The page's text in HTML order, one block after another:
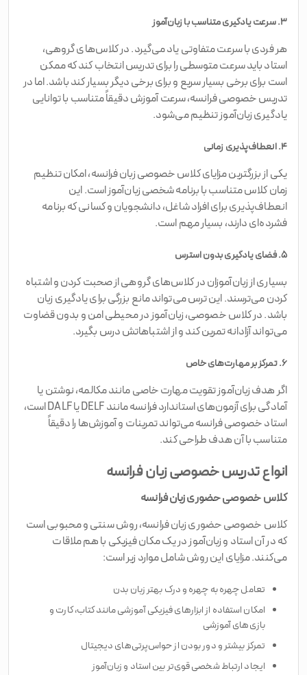
۳. سرعت یادگیری متناسب با زبان‌آموز
هر فردی با سرعت متفاوتی یاد می‌گیرد. در کلاس‌های گروهی،
استاد باید سرعت متوسطی را برای تدریس انتخاب کند که ممکن
است برای برخی بسیار سریع و برای برخی دیگر بسیار کند باشد. اما در
تدریس خصوصی فرانسه، سرعت آموزش دقیقاً متناسب با توانایی
یادگیری زبان‌آموز تنظیم می‌شود.
۴. انعطاف‌پذیری زمانی
یکی از بزرگترین مزایای کلاس خصوصی زبان فرانسه، امکان تنظیم
زمان کلاس متناسب با برنامه شخصی زبان‌آموز است. این
انعطاف‌پذیری برای افراد شاغل، دانشجویان و کسانی که برنامه
فشرده‌ای دارند، بسیار مهم است.
۵. فضای یادگیری بدون استرس
بسیاری از زبان‌آموزان در کلاس‌های گروهی از صحبت کردن و اشتباه
کردن می‌ترسند. این ترس می‌تواند مانع بزرگی برای یادگیری زبان
باشد. در کلاس خصوصی، زبان‌آموز در محیطی امن و بدون قضاوت
می‌تواند آزادانه تمرین کند و از اشتباهاتش درس بگیرد.
۶. تمرکز بر مهارت‌های خاص
اگر هدف زبان‌آموز تقویت مهارت خاصی مانند مکالمه، نوشتن یا
آمادگی برای آزمون‌های استاندارد فرانسه مانند DELF یا DALF است،
استاد خصوصی فرانسه می‌تواند تمرینات و آموزش‌ها را دقیقاً
متناسب با آن هدف طراحی کند.
انواع تدریس خصوصی زبان فرانسه
کلاس خصوصی حضوری زبان فرانسه
کلاس خصوصی حضوری زبان فرانسه، روش سنتی و محبوبی است
که در آن استاد و زبان‌آموز در یک مکان فیزیکی با هم ملاقات
می‌کنند. مزایای این روش شامل موارد زیر است:
تعامل چهره به چهره و درک بهتر زبان بدن
امکان استفاده از ابزارهای فیزیکی آموزشی مانند کتاب، کارت و
بازی‌های آموزشی
تمرکز بیشتر و دور بودن از حواس‌پرتی‌های دیجیتال
ایجاد ارتباط شخصی قوی‌تر بین استاد و زبان‌آموز